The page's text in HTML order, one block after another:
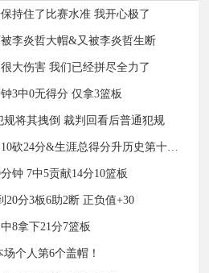
持住了比赛水准 我开心极了
李炎哲大帽&又被李炎哲生断
大伤害 我们已经拼尽全力了
3中0无得分 仅拿3篮板
将其拽倒 裁判回看后普通犯规
教练教你打篮球！周鹏13中10砍24分&生涯总得分升历史第十三！
钟 7中5贡献14分10篮板
20分3板6助2断 正负值+30
8拿下21分7篮板
个人第6个盖帽！